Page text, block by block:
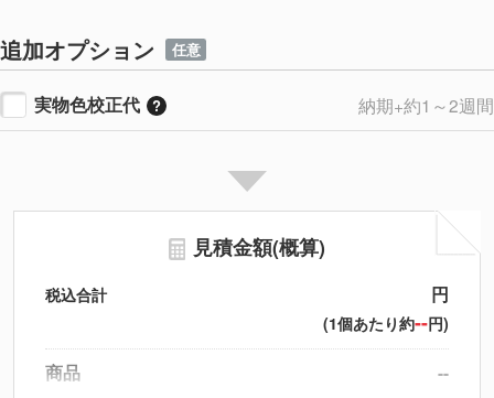
追加オプション 任意
実物色校正代 納期+約1～2週間
見積金額(概算)
税込合計 円
(1個あたり約--円)
商品
--